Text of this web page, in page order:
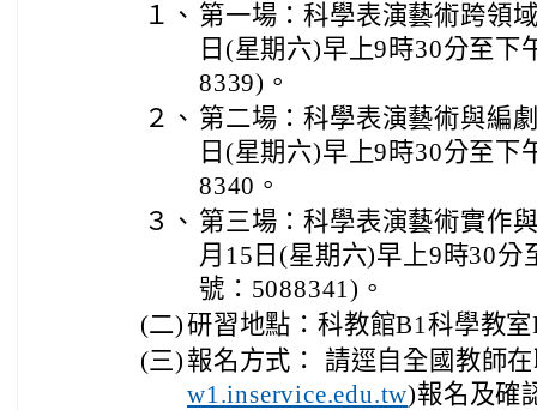
１、 第一場：科學表演藝術跨領
日(星期六)早上9時30分至下
8339)。
２、 第二場：科學表演藝術與編
日(星期六)早上9時30分至下
8340。
３、 第三場：科學表演藝術實作
月15日(星期六)早上9時30分
號：5088341)。
(二)研習地點：科教館B1科學教
(三) 報名方式： 請逕自全國教師
w1.inservice.edu.tw)報名及確